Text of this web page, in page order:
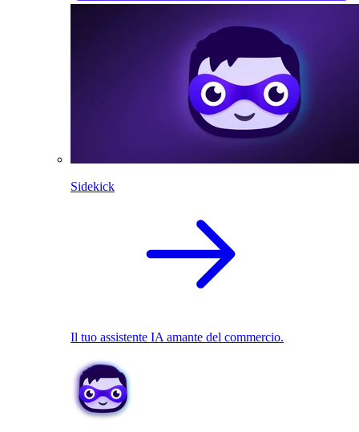
Sidekick
Il tuo assistente IA amante del commercio.